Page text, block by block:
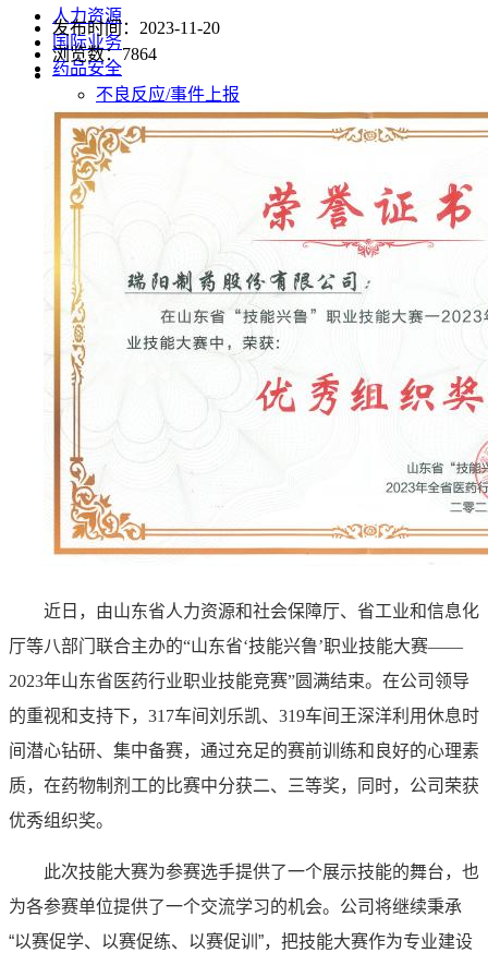
人力资源
国际业务
药品安全
不良反应/事件上报
药品说明书安全项修订告知
药品说明书查询
药物警戒
发布时间：2023-11-20
浏览数：7864
近日，由山东省人力资源和社会保障厅、省工业和信息化
厅等八部门联合主办的“山东省‘技能兴鲁’职业技能大赛——
2023年山东省医药行业职业技能竞赛”圆满结束。在公司领导
的重视和支持下， 317车间刘乐凯、 319车间王深洋利用休息时
间潜心钻研、集中备赛，通过充足的赛前训练和良好的心理素
质，在药物制剂工的比赛中分获二、三等奖，同时，公司荣获
优秀组织奖。
此次技能大赛为参赛选手提供了一个展示技能的舞台，也
为各参赛单位提供了一个交流学习的机会。公司将继续秉承
“以赛促学、以赛促练、以赛促训 ”，把技能大赛作为专业建设